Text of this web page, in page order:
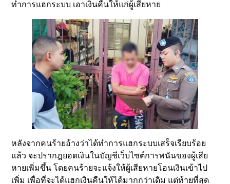
ทำการแฮกระบบ เอาเงินคืนให้แก่ผู้เสียหาย
หลังจากคนร้ายอ้างว่าได้ทำการแฮกระบบเสร็จเรียบร้อย
แล้ว จะปรากฎยอดเงินในบัญชีเว็บไซต์การพนันของผู้เสีย
หายเพิ่มขึ้น โดยคนร้ายจะแจ้งให้ผู้เสียหายโอนเงินเข้าไป
เพิ่ม เพื่อที่จะได้แฮกเงินคืนให้ได้มากกว่าเดิม แต่ท้ายที่สุด